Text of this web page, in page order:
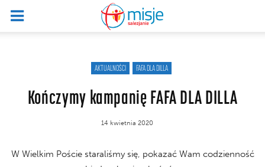
AKTUALNOŚCI FAFA DLA DILLA
Kończymy kampanię FAFA DLA DILLA
14 kwietnia 2020
W Wielkim Poście staraliśmy się, pokazać Wam codzienność